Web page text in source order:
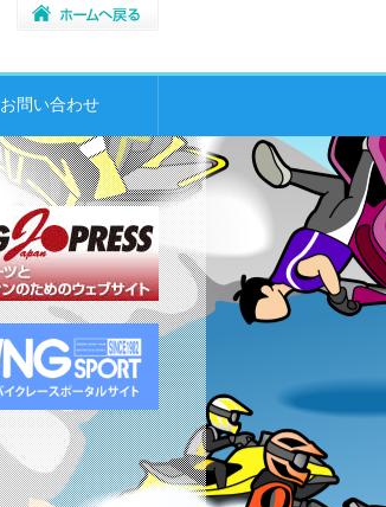
お問い合わせ